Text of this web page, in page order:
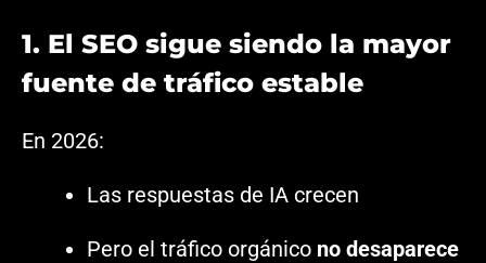
1. El SEO sigue siendo la mayor
fuente de tráfico estable
En 2026:
Las respuestas de IA crecen
Pero el tráfico orgánico no desaparece